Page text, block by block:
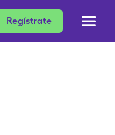
Regístrate